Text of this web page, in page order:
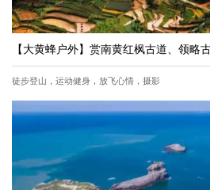
【大黄蜂户外】赏南黄红枫古道、领略
徒步登山，运动健身，放飞心情，摄影